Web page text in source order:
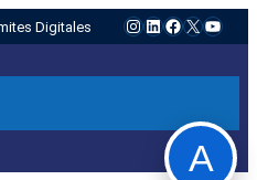
Digitales Instagram
LinkedIn
Facebook
X
A